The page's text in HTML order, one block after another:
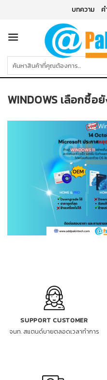
บทความ
WINDOWS เลือกซื้อ
SUPPORT CUSTOMER
จนท. สแตนด์บายตลอดเวลาทำการ